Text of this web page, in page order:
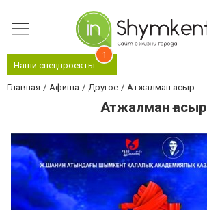
Наши спецпроекты
1
Главная Афиша Другое Атжалман ғасыр
Атжалман ғасыр